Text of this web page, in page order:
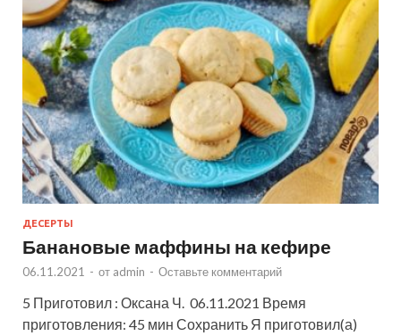
ДЕСЕРТЫ
Банановые маффины на кефире
06.11.2021 - от admin - Оставьте комментарий
5 Приготовил : Оксана Ч. 06.11.2021 Время
приготовления: 45 мин Сохранить Я приготовил(а)